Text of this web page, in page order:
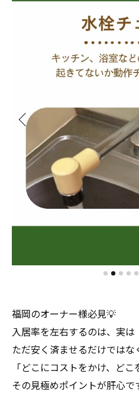
福岡のオーナー様必見💡
入居率を左右するのは、実
ただ安く済ませるだけではな
「どこにコストをかけ、どこ
その見極めポイントが肝心で